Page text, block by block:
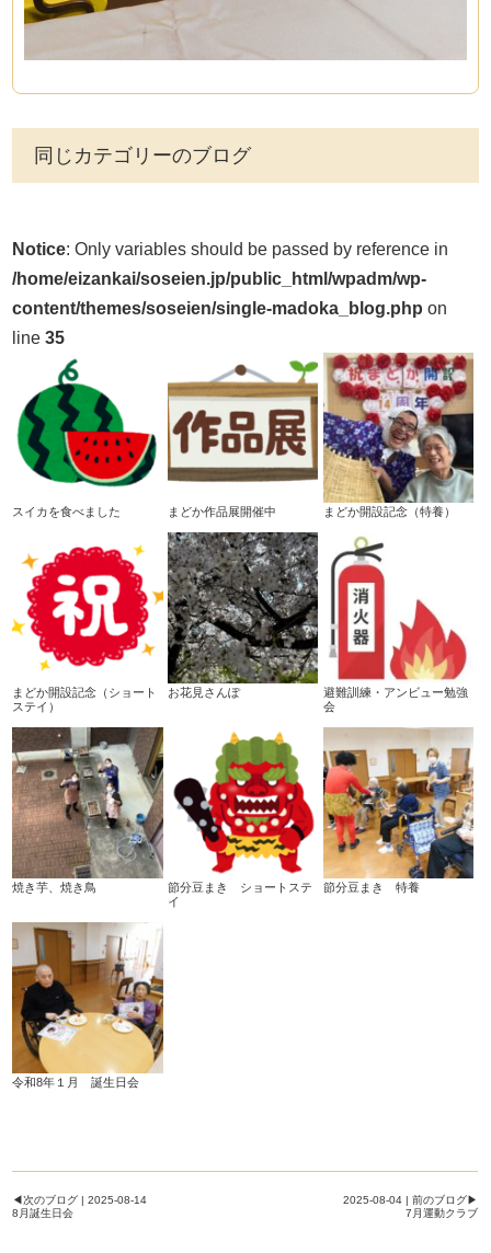
同じカテゴリーのブログ
Notice: Only variables should be passed by reference in
/home/eizankai/soseien.jp/public_html/wpadm/wp-
content/themes/soseien/single-madoka_blog.php on
line35
スイカを食べました まどか作品展開催中 まどか開設記念（特養）
まどか開設記念（ショート
ステイ）
お花見さんぽ
避難訓練・アンビュー勉強
会
焼き芋、焼き鳥
節分豆まき ショートステ
イ
節分豆まき 特養
令和8年１月 誕生日会
◀次のブログ | 2025-08-14
8月誕生日会
2025-08-04 | 前のブログ▶
7月運動クラブ